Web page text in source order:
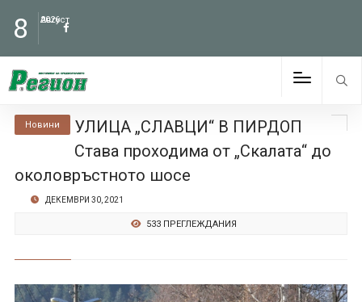
8 Август
2026
Новини
УЛИЦА „СЛАВЦИ“ В ПИРДОП
Става проходима от „Скалата“ до
околовръстното шосе
ДЕКЕМВРИ 30, 2021
533 ПРЕГЛЕЖДАНИЯ